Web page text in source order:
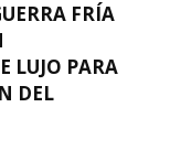
FRÍA
LUJO PARA
DEL